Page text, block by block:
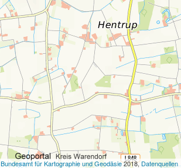
Bundesamt für Kartographie und Geodäsie2018,Datenquellen